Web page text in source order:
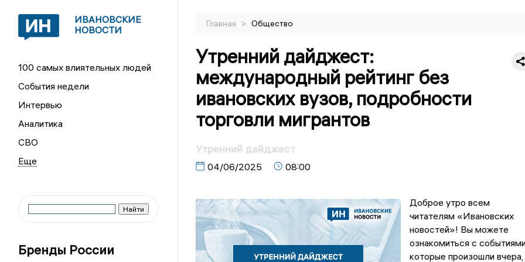
ИВАНОВСКИЕ
НОВОСТИ
100 самых влиятельных людей
События недели
Интервью
Аналитика
СВО
Бренды России
Главная > Общество
Утренний дайджест:
международный рейтинг без
ивановских вузов, подробности
торговли мигрантов
Утренний дайджест
04/06/2025 08:00
Доброе утро всем
читателям «Ивановских
новостей»! Вы можете
ознакомиться с
которые произошли вчера,